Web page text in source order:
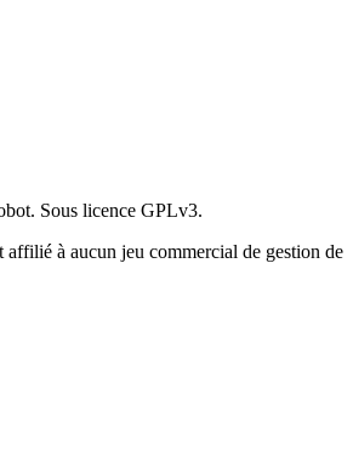
Sous licence GPLv3.
affilié à aucun jeu commercial de gestion de